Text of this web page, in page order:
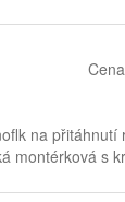
na
montérková s